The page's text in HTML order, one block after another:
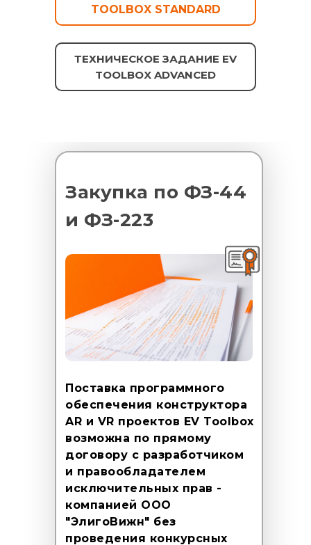
TOOLBOX STANDARD
ТЕХНИЧЕСКОЕ ЗАДАНИЕ EV
TOOLBOX ADVANCED
Закупка по ФЗ-44
и ФЗ-223
Поставка программного
обеспечения конструктора
AR и VR проектов EV Toolbox
возможна по прямому
договору с разработчиком
и правообладателем
исключительных прав -
компанией ООО
"ЭлигоВижн" без
проведения конкурсных